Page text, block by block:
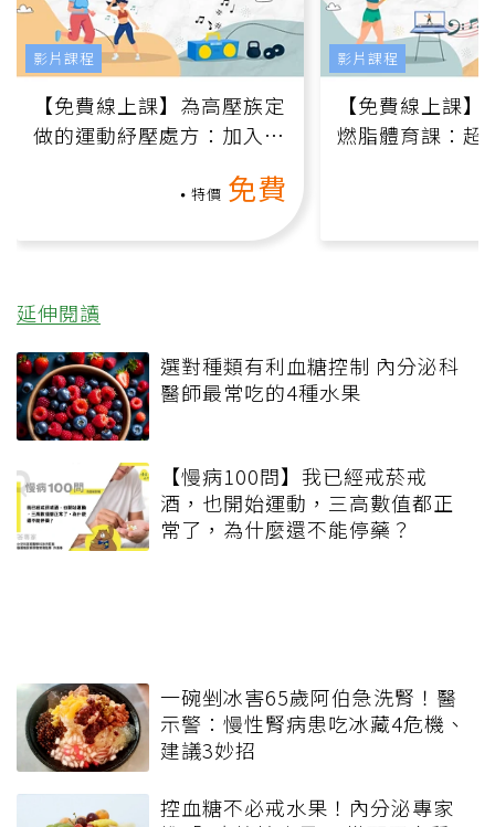
【免費線上課】為高壓族定
做的運動紓壓處方：加入行
特價 免費
影片課程
【免費線上課
燃脂體育課：超
影片課程
延伸閱讀
選對種類有利血糖控制 內分泌科
醫師最常吃的4種水果
【慢病100問】我已經戒菸戒
酒，也開始運動，三高數值都正
常了，為什麼還不能停藥？
一碗剉冰害65歲阿伯急洗腎！醫
示警：慢性腎病患吃冰藏4危機、
建議3妙招
控血糖不必戒水果！內分泌專家